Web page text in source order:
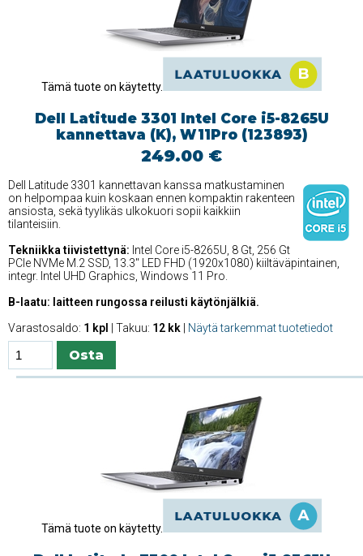
Tämä tuote on käytetty.
Dell Latitude 3301 Intel Core i5-8265U
kannettava (K), W11Pro (123893)
249.00 €
Dell Latitude 3301 kannettavan kanssa matkustaminen
on helpompaa kuin koskaan ennen kompaktin rakenteen
ansiosta, sekä tyylikäs ulkokuori sopii kaikkiin
tilanteisiin.
Tekniikka tiivistettynä: Intel Core i5-8265U, 8 Gt, 256 Gt
PCIe NVMe M.2 SSD, 13.3'' LED FHD (1920x1080) kiiltäväpintainen,
integr. Intel UHD Graphics, Windows 11 Pro.
B-laatu: laitteen rungossa reilusti käytönjälkiä.
Varastosaldo: 1 kpl | Takuu: 12 kk Näytä tarkemmat tuotetiedot
Tämä tuote on käytetty.